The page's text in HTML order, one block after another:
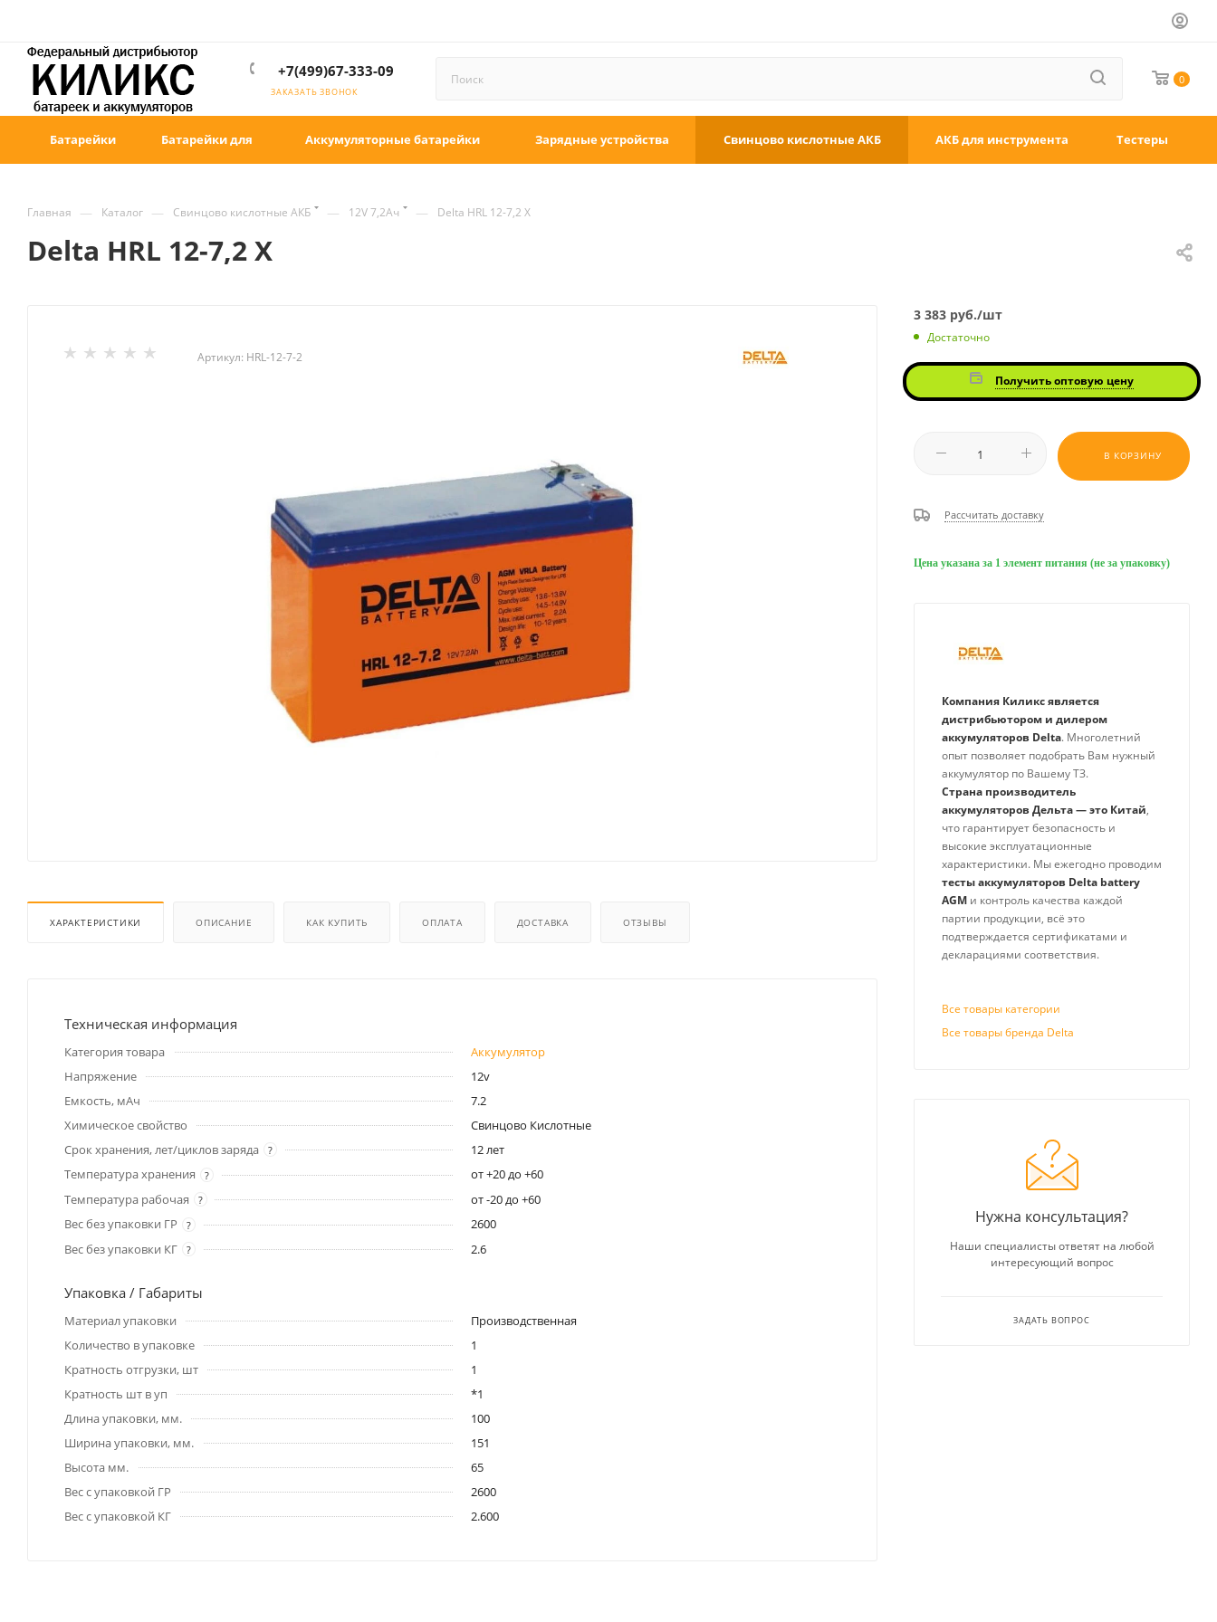
+7(499)67-333-09
ЗАКАЗАТЬ ЗВОНОК
0
Батарейки Батарейки для Аккумуляторные батарейки Зарядные устройства Свинцово кислотные АКБ АКБ для инструмента Тестеры
Главная — Каталог — Свинцово кислотные АКБ — 12V 7,2Ач — Delta HRL 12-7,2 X
Delta HRL 12-7,2 X
Артикул: HRL-12-7-2
ХАРАКТЕРИСТИКИ ОПИСАНИЕ КАК КУПИТЬ ОПЛАТА ДОСТАВКА ОТЗЫВЫ
Техническая информация
Категория товара
Аккумулятор
Напряжение
12v
Емкость, мАч
7.2
Химическое свойство
Свинцово Кислотные
Срок хранения, лет/циклов заряда
?
12 лет
Температура хранения
?
от +20 до +60
Температура рабочая
?
от -20 до +60
Вес без упаковки ГР
?
2600
Вес без упаковки КГ
? 2.6
Упаковка / Габариты
Материал упаковки
Производственная
Количество в упаковке
1
Кратность отгрузки, шт
1
Кратность шт в уп
*1
Длина упаковки, мм.
100
Ширина упаковки, мм.
151
Высота мм.
65
Вес с упаковкой ГР
2600
Вес с упаковкой КГ
2.600
3 383 руб./шт
Достаточно
Получить оптовую цену
В КОРЗИНУ
Рассчитать доставку
Цена указана за 1 элемент питания (не за упаковку)
Компания Киликс является
дистрибьютором и дилером
аккумуляторов Delta. Многолетний
опыт позволяет подобрать Вам нужный
аккумулятор по Вашему ТЗ.
Страна производитель
аккумуляторов Дельта — это Китай,
что гарантирует безопасность и
высокие эксплуатационные
характеристики. Мы ежегодно проводим
тесты аккумуляторов Delta battery
AGM и контроль качества каждой
партии продукции, всё это
подтверждается сертификатами и
декларациями соответствия.
Все товары категории
Все товары бренда Delta
Нужна консультация?
Наши специалисты ответят на любой
интересующий вопрос
ЗАДАТЬ ВОПРОС